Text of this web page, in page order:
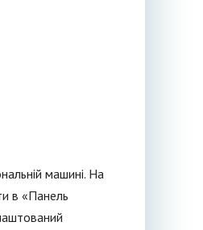
машині. На
в «Панель